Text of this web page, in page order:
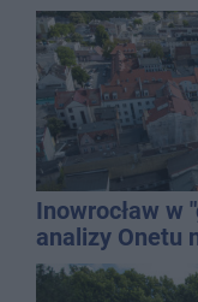
Inowrocław w
analizy Onetu
najbardziej